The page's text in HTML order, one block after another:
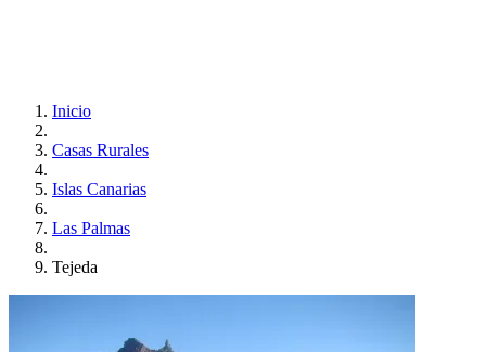
Inicio
Casas Rurales
Islas Canarias
Las Palmas
Tejeda